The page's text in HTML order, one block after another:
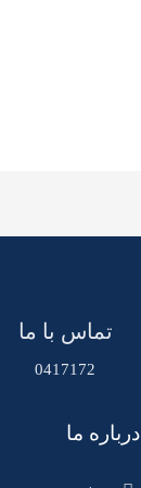
تماس با ما
0417172
درباره ما